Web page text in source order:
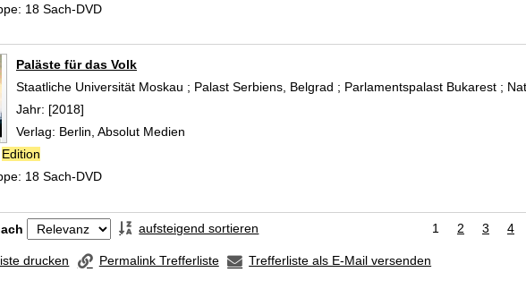
18 Sach-DVD
Paläste für das Volk
Staatliche Universität Moskau ; Palast Serbiens, Belgrad ; Parlamentspalast Bukarest ;
Suche nach diesem Verfasser
Jahr: [2018]
Verlag: Berlin, Absolut Medien
Edition
18 Sach-DVD
springen aufsteigend sortieren 1 2 3 4
drucken Permalink Trefferliste Trefferliste als E-Mail versenden